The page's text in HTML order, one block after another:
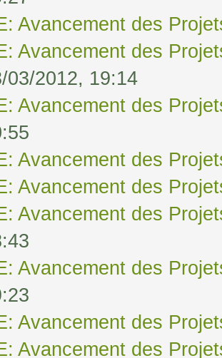
Avancement des
Avancement des
03/2012, 19:14
Avancement des
Avancement des
Avancement des
Avancement des
Avancement des
Avancement des
Avancement des